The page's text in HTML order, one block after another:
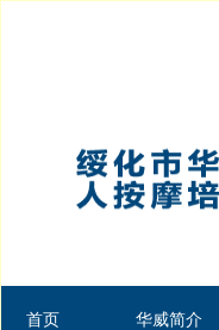
首页 华威简介